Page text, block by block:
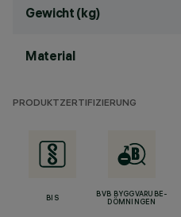
Gewicht (kg)
Material
PRODUKTZERTIFIZIERUNG
BIS
BVB BYGGVARUBE-
DÖMNINGEN